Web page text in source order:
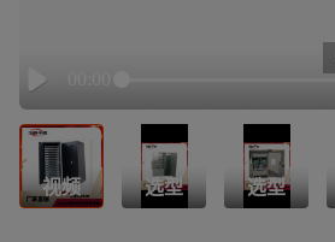
Play
视频 选型 选型